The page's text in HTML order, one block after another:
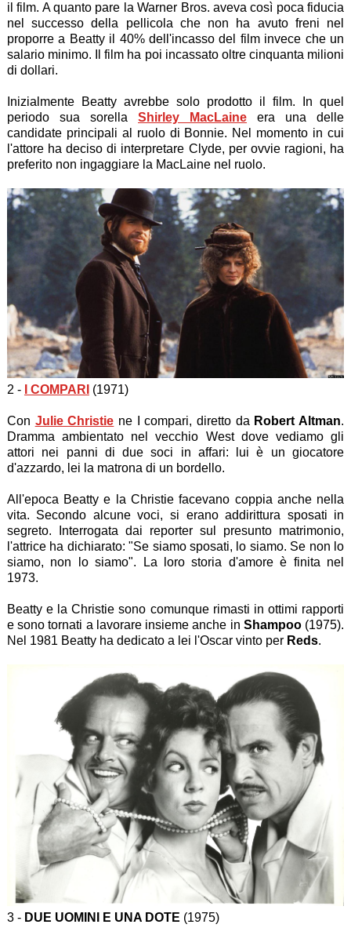
il film. A quanto pare la Warner Bros. aveva così poca fiducia
nel successo della pellicola che non ha avuto freni nel
proporre a Beatty il 40% dell'incasso del film invece che un
salario minimo. Il film ha poi incassato oltre cinquanta milioni
di dollari.
Inizialmente Beatty avrebbe solo prodotto il film. In quel
periodo sua sorella Shirley MacLaine era una delle
candidate principali al ruolo di Bonnie. Nel momento in cui
l'attore ha deciso di interpretare Clyde, per ovvie ragioni, ha
preferito non ingaggiare la MacLaine nel ruolo.
2 - I COMPARI (1971)
Con Julie Christie ne I compari, diretto da Robert Altman.
Dramma ambientato nel vecchio West dove vediamo gli
attori nei panni di due soci in affari: lui è un giocatore
d'azzardo, lei la matrona di un bordello.
All'epoca Beatty e la Christie facevano coppia anche nella
vita. Secondo alcune voci, si erano addirittura sposati in
segreto. Interrogata dai reporter sul presunto matrimonio,
l'attrice ha dichiarato: "Se siamo sposati, lo siamo. Se non lo
siamo, non lo siamo". La loro storia d'amore è finita nel
1973.
Beatty e la Christie sono comunque rimasti in ottimi rapporti
e sono tornati a lavorare insieme anche in Shampoo (1975).
Nel 1981 Beatty ha dedicato a lei l'Oscar vinto per Reds.
3 - DUE UOMINI E UNA DOTE (1975)